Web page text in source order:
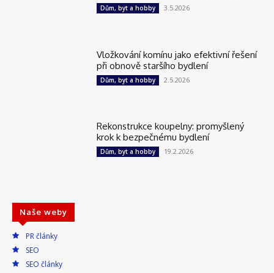
Dům, byt a hobby 3.5.2026
Vložkování komínu jako efektivní řešení
při obnově staršího bydlení
Dům, byt a hobby 2.5.2026
Rekonstrukce koupelny: promyšlený
krok k bezpečnému bydlení
Dům, byt a hobby 19.2.2026
Naše weby
PR články
SEO
SEO články